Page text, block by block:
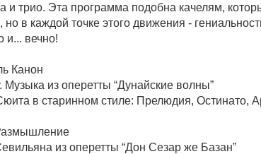
и трио. Эта программа подобна качелям,
но в каждой точке этого движения -
и... вечно!
Канон
Музыка из оперетты “Дунайские волны”
в старинном стиле: Прелюдия, Остинато,
из оперетты “Дон Сезар же Базан”